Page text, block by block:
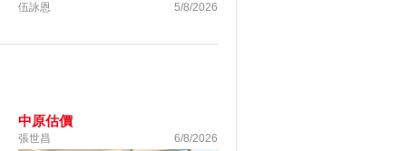
伍詠恩 5/8/2026
中原估價
張世昌 6/8/2026